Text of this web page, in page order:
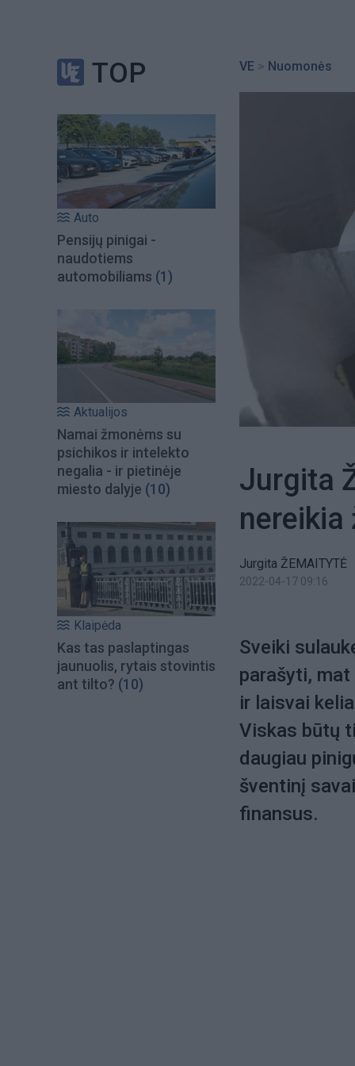
TOP
Auto
Pensijų pinigai -
naudotiems
automobiliams (1)
Aktualijos
Namai žmonėms su
psichikos ir intelekto
negalia - ir pietinėje
miesto dalyje (10)
Klaipėda
Kas tas paslaptingas
jaunuolis, rytais stovintis
ant tilto? (10)
VE > Nuomonės
Jurgita
nereikia
Jurgita ŽEMAITYTĖ
2022-04-17 09:16
Sveiki
parašyti,
ir laisvai
Viskas būtų
daugiau
šventinį
finansus.